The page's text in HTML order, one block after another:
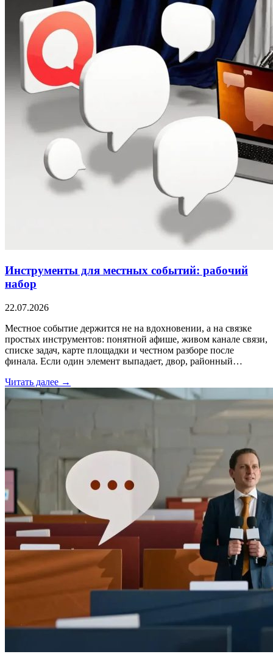
Инструменты для местных событий: рабочий
набор
22.07.2026
Местное событие держится не на вдохновении, а на связке
простых инструментов: понятной афише, живом канале связи,
списке задач, карте площадки и честном разборе после
финала. Если один элемент выпадает, двор, районный…
Читать далее →